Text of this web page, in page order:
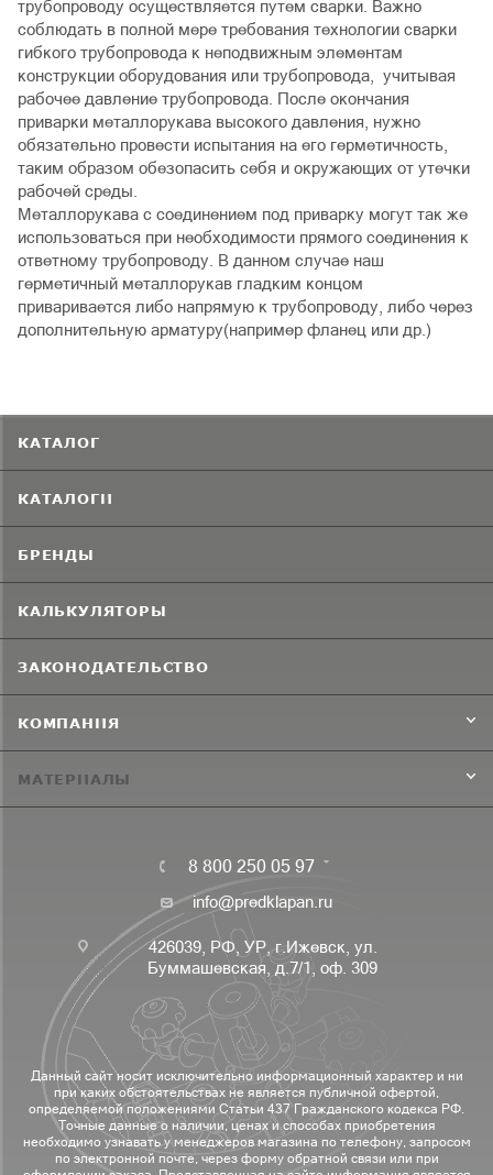
трубопроводу осуществляется путем сварки. Важно
соблюдать в полной мере требования технологии сварки
гибкого трубопровода к неподвижным элементам
конструкции оборудования или трубопровода, учитывая
рабочее давление трубопровода. После окончания
приварки металлорукава высокого давления, нужно
обязательно провести испытания на его герметичность,
таким образом обезопасить себя и окружающих от утечки
рабочей среды.
Металлорукава с соединением под приварку могут так же
использоваться при необходимости прямого соединения к
ответному трубопроводу. В данном случае наш
герметичный металлорукав гладким концом
приваривается либо напрямую к трубопроводу, либо через
дополнительную арматуру(например фланец или др.)
КАТАЛОГ
КАТАЛОГИ
БРЕНДЫ
КАЛЬКУЛЯТОРЫ
ЗАКОНОДАТЕЛЬСТВО
КОМПАНИЯ
МАТЕРИАЛЫ
8 800 250 05 97
info@predklapan.ru
426039, РФ, УР, г.Ижевск, ул.
Буммашевская, д.7/1, оф. 309
Данный сайт носит исключительно информационный характер и ни
при каких обстоятельствах не является публичной офертой,
определяемой положениями Статьи 437 Гражданского кодекса РФ.
Точные данные о наличии, ценах и способах приобретения
необходимо узнавать у менеджеров магазина по телефону, запросом
по электронной почте, через форму обратной связи или при